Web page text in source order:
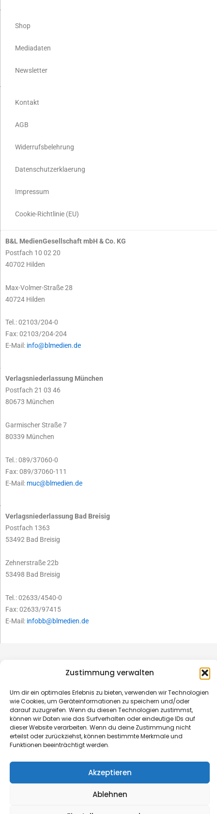
Zustimmung verwalten
Um dir ein optimales Erlebnis zu bieten, verwenden wir Technologien
wie Cookies, um Geräteinformationen zu speichern und/oder
darauf zuzugreifen. Wenn du diesen Technologien zustimmst,
können wir Daten wie das Surfverhalten oder eindeutige IDs auf
dieser Website verarbeiten. Wenn du deine Zustimmung nicht
erteilst oder zurückziehst, können bestimmte Merkmale und
Funktionen beeinträchtigt werden.
Akzeptieren
Ablehnen
Shop
Mediadaten
Newsletter
Kontakt
AGB
Widerrufsbelehrung
Datenschutzerklaerung
Impressum
Cookie-Richtlinie (EU)
B&L MedienGesellschaft mbH & Co. KG
Postfach 10 02 20
40702 Hilden
Max-Volmer-Straße 28
40724 Hilden
Tel.: 02103/204-0
Fax: 02103/204-204
E-Mail: info@blmedien.de
Verlagsniederlassung München
Postfach 21 03 46
80673 München
Garmischer Straße 7
80339 München
Tel.: 089/37060-0
Fax: 089/37060-111
E-Mail: muc@blmedien.de
Verlagsniederlassung Bad Breisig
Postfach 1363
53492 Bad Breisig
Zehnerstraße 22b
53498 Bad Breisig
Tel.: 02633/4540-0
Fax: 02633/97415
E-Mail: infobb@blmedien.de
Made with ♥ by HLT GmbH & Co. KG